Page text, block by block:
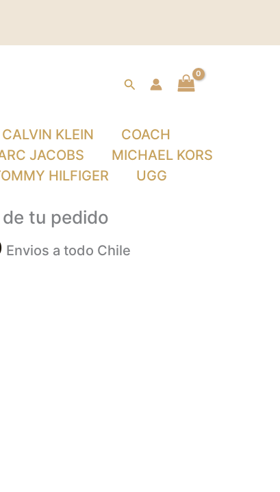
Buscar
CALVIN KLEIN
COACH
JACOBS
MICHAEL KORS
HILFIGER
UGG
tu pedido
Envios a todo Chile